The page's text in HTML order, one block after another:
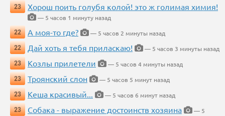
23
Хорош поить голубя колой! это ж голимая химия!
— 5 часов 1 минуту назад
22
А моя-то где?
— 5 часов 2 минуты назад
22
Дай хоть я тебя приласкаю!
— 5 часов 3 минуты назад
23
Козлы прилетели
— 5 часов 4 минуты назад
23
Троянский слон
— 5 часов 5 минут назад
23
Кеша красивый...
— 5 часов 6 минут назад
23
Собака - выражение достоинств хозяина
— 5